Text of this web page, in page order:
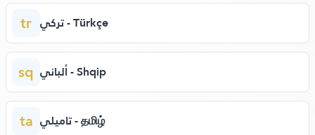
tr تركي - Türkçe
sq ألباني - Shqip
ta تاميلي - தமிழ்